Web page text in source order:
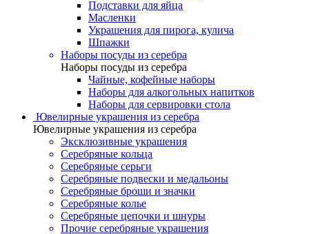
Подставки для яйца
Масленки
Украшения для пирога, кулича
Шпажки
Наборы посуды из серебра
Наборы посуды из серебра
Чайные, кофейные наборы
Наборы для алкогольных напитков
Наборы для сервировки стола
Ювелирные украшения из серебра
Ювелирные украшения из серебра
Эксклюзивные украшения
Серебряные кольца
Серебряные серьги
Серебряные подвески и медальоны
Серебряные броши и значки
Серебряные колье
Серебряные цепочки и шнуры
Прочие серебряные украшения